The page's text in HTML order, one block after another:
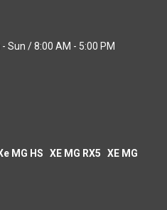
- Sun / 8:00 AM - 5:00 PM
MG HS XE MG RX5
XE MG